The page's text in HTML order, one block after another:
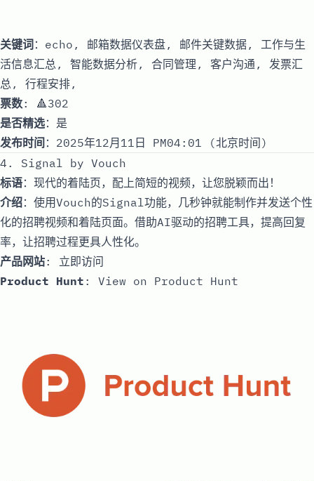
关键词：echo, 邮箱数据仪表盘, 邮件关键数据, 工作与生
活信息汇总, 智能数据分析, 合同管理, 客户沟通, 发票汇
总, 行程安排,
票数: 🔺302
是否精选：是
发布时间 ：2025年12月11日 PM04:01 (北京时间)
4. Signal by Vouch
标语：现代的着陆页，配上简短的视频，让您脱颖而出！
介绍：使用Vouch的Signal功能，几秒钟就能制作并发送个性
化的招聘视频和着陆页面。借助AI驱动的招聘工具，提高回复
率，让招聘过程更具人性化。
产品网站: 立即访问
Product Hunt : View on Product Hunt